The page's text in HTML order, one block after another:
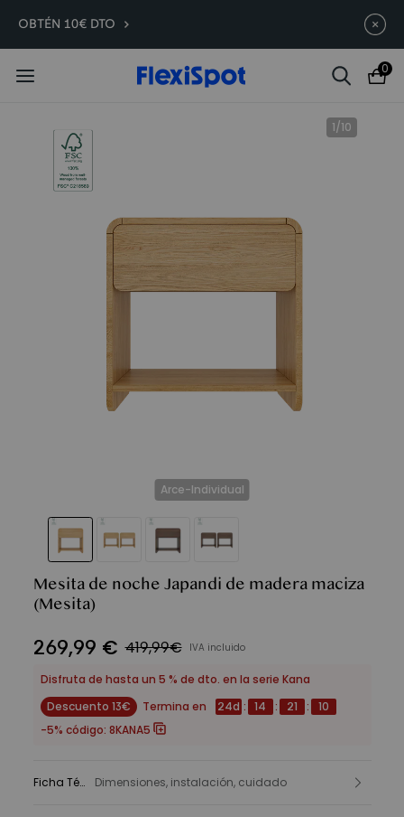
Compra antes, ahorra más | E7
Plus -200 €
: 08
0
1/10
Arce-Individual
Mesita de noche Japandi de madera maciza
(Mesita)
269,99 € 419,99€ IVA incluido
Disfruta de hasta un 5 % de dto. en la serie Kana
Descuento 13€
Termina en 24d : 14 : 21 :
08
-5% código: 8KANA5
Ficha Técnica :
Dimensiones, instalación, cuidado
OBTÉN 10€ DTO